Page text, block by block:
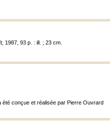
1987, 93 p. : ill. ; 23 cm.
conçue et réalisée par Pierre Ouvrard